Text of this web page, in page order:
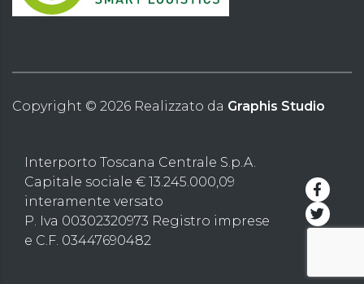
Copyright © 2026 Realizzato da Graphis Studio
Interporto Toscana Centrale S.p.A.
Capitale sociale € 13.245.000,09
interamente versato
P. Iva 00302320973 Registro imprese
e C.F. 03447690482